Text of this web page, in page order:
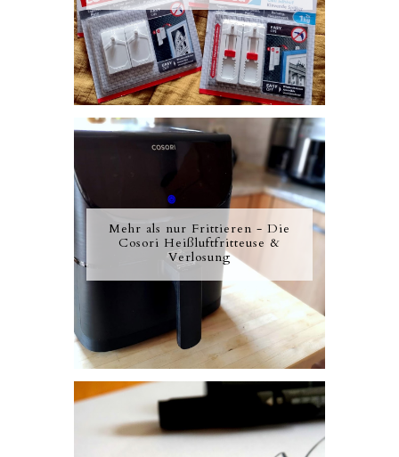
Mehr als nur Frittieren - Die
Cosori Heißluftfritteuse &
Verlosung